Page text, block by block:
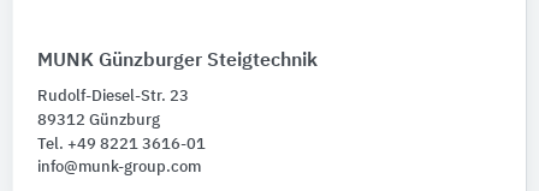
MUNK Günzburger Steigtechnik
Rudolf-Diesel-Str. 23
89312 Günzburg
Tel. +49 8221 3616-01
info@munk-group.com